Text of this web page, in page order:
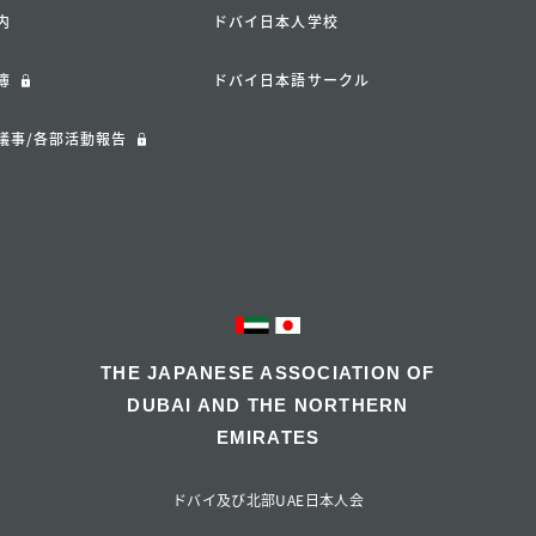
事/各部活動報告
ドバイ日本人学校
ドバイ日本語サークル
THE JAPANESE ASSOCIATION OF
DUBAI AND THE NORTHERN
EMIRATES
ドバイ及び北部UAE日本人会